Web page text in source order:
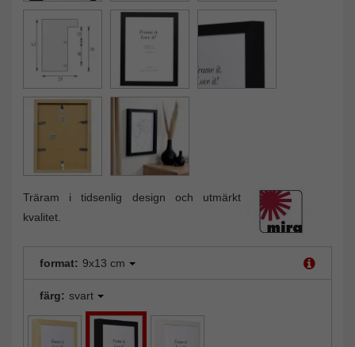
Träram i tidsenlig design och utmärkt
kvalitet.
format: 9x13 cm
färg: svart